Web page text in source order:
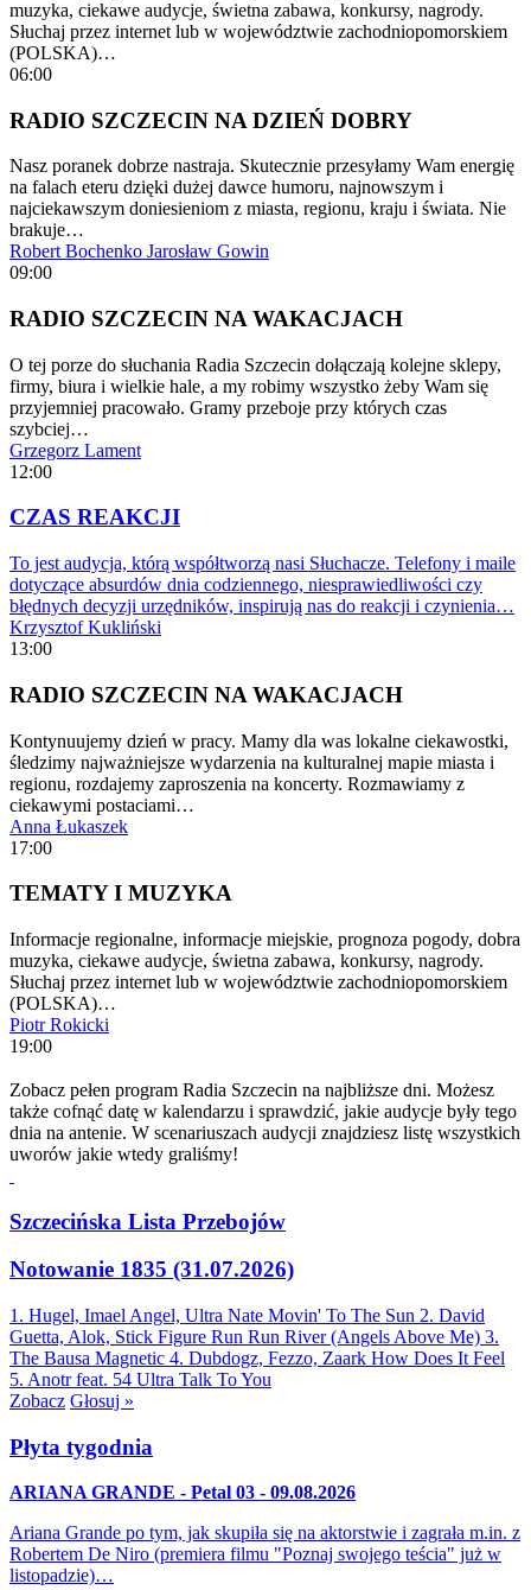
muzyka, ciekawe audycje, świetna zabawa, konkursy, nagrody.
Słuchaj przez internet lub w województwie zachodniopomorskiem
(POLSKA)…
06:00
RADIO SZCZECIN NA DZIEŃ DOBRY
Nasz poranek dobrze nastraja. Skutecznie przesyłamy Wam energię
na falach eteru dzięki dużej dawce humoru, najnowszym i
najciekawszym doniesieniom z miasta, regionu, kraju i świata. Nie
brakuje…
Robert Bochenko Jarosław Gowin
09:00
RADIO SZCZECIN NA WAKACJACH
O tej porze do słuchania Radia Szczecin dołączają kolejne sklepy,
firmy, biura i wielkie hale, a my robimy wszystko żeby Wam się
przyjemniej pracowało. Gramy przeboje przy których czas
szybciej…
Grzegorz Lament
12:00
CZAS REAKCJI
To jest audycja, którą współtworzą nasi Słuchacze. Telefony i maile
dotyczące absurdów dnia codziennego, niesprawiedliwości czy
błędnych decyzji urzędników, inspirują nas do reakcji i czynienia…
Krzysztof Kukliński
13:00
RADIO SZCZECIN NA WAKACJACH
Kontynuujemy dzień w pracy. Mamy dla was lokalne ciekawostki,
śledzimy najważniejsze wydarzenia na kulturalnej mapie miasta i
regionu, rozdajemy zaproszenia na koncerty. Rozmawiamy z
ciekawymi postaciami…
Anna Łukaszek
17:00
TEMATY I MUZYKA
Informacje regionalne, informacje miejskie, prognoza pogody, dobra
muzyka, ciekawe audycje, świetna zabawa, konkursy, nagrody.
Słuchaj przez internet lub w województwie zachodniopomorskiem
(POLSKA)…
Piotr Rokicki
19:00
Zobacz pełen program Radia Szczecin na najbliższe dni. Możesz
także cofnąć datę w kalendarzu i sprawdzić, jakie audycje były tego
dnia na antenie. W scenariuszach audycji znajdziesz listę wszystkich
uworów jakie wtedy graliśmy!
Szczecińska Lista Przebojów
Notowanie 1835 (31.07.2026)
1. Hugel, Imael Angel, Ultra Nate Movin' To The Sun 2. David
Guetta, Alok, Stick Figure Run Run River (Angels Above Me) 3.
The Bausa Magnetic 4. Dubdogz, Fezzo, Zaark How Does It Feel
5. Anotr feat. 54 Ultra Talk To You
Zobacz Głosuj »
Płyta tygodnia
ARIANA GRANDE - Petal 03 - 09.08.2026
Ariana Grande po tym, jak skupiła się na aktorstwie i zagrała m.in. z
Robertem De Niro (premiera filmu "Poznaj swojego teścia" już w
listopadzie)…